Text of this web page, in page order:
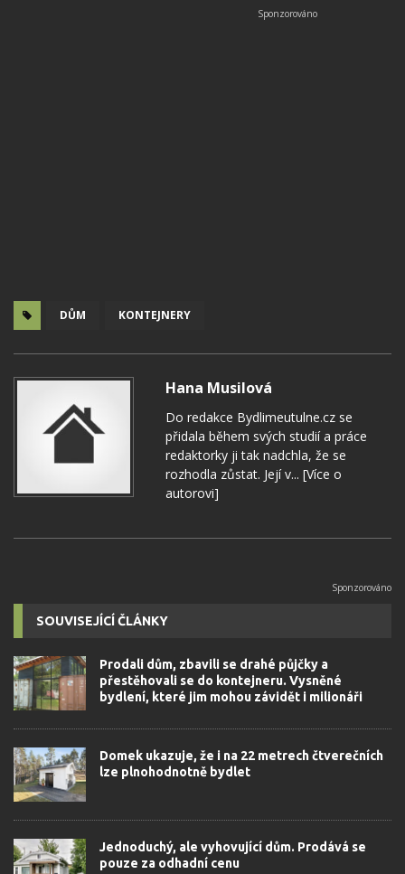
DŮM KONTEJNERY
Hana Musilová
Do redakce Bydlimeutulne.cz se
přidala během svých studií a práce
redaktorky ji tak nadchla, že se
rozhodla zůstat. Její v... [Více o
autorovi]
SOUVISEJÍCÍ ČLÁNKY
Prodali dům, zbavili se drahé půjčky a
přestěhovali se do kontejneru. Vysněné
bydlení, které jim mohou závidět i milionáři
Domek ukazuje, že i na 22 metrech čtverečních
lze plnohodnotně bydlet
Jednoduchý, ale vyhovující dům. Prodává se
pouze za odhadní cenu